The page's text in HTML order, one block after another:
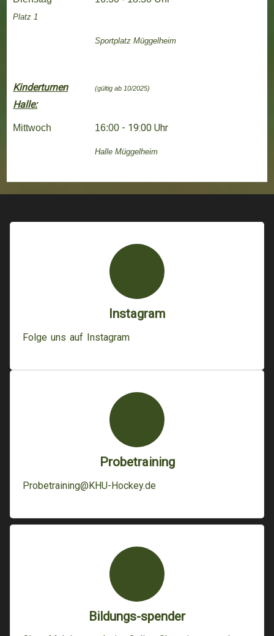
Platz 1
Sportplatz Müggelheim
Kinderturnen
Halle:
(gültig ab 10/2025)
Mittwoch 16:00 - 19:00 Uhr
HalleMüggelheim
Instagram
Folge uns auf Instagram
Probetraining
Probetraining@KHU-Hockey.de
Bildungs-spender